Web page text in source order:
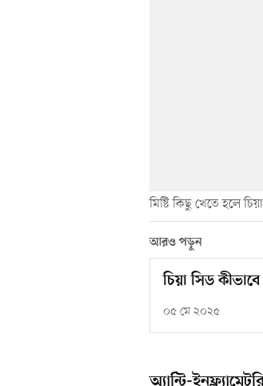
মিষ্টি কিছু খেতে হলে
আরও পড়ুন
চিয়া সিড
০৫ মে ২০২৫
অ্যান্টি-